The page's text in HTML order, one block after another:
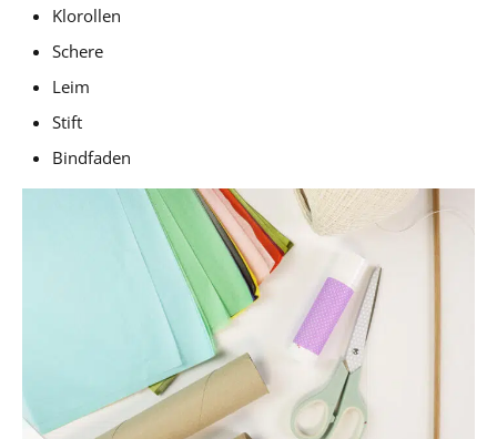
Klorollen
Schere
Leim
Stift
Bindfaden